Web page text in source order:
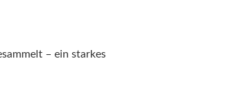
– ein starkes